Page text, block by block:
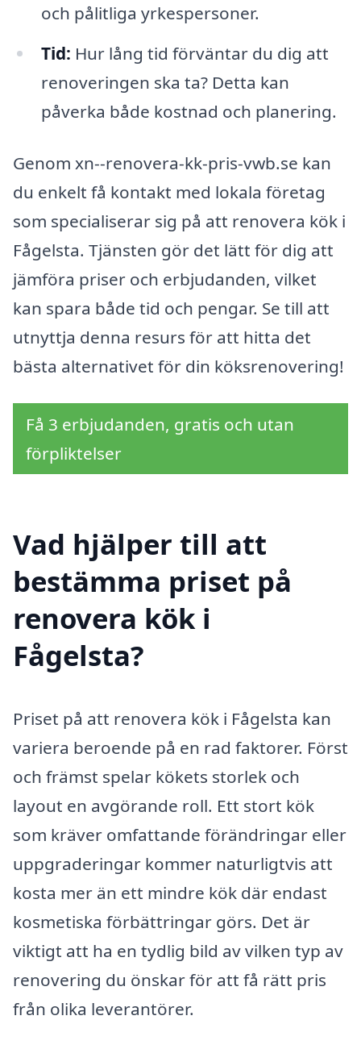
och pålitliga yrkespersoner.
Tid: Hur lång tid förväntar du dig att
renoveringen ska ta? Detta kan
påverka både kostnad och planering.
Genom xn--renovera-kk-pris-vwb.se kan
du enkelt få kontakt med lokala företag
som specialiserar sig på att renovera kök i
Fågelsta. Tjänsten gör det lätt för dig att
jämföra priser och erbjudanden, vilket
kan spara både tid och pengar. Se till att
utnyttja denna resurs för att hitta det
bästa alternativet för din köksrenovering!
Få 3 erbjudanden, gratis och utan
förpliktelser
Vad hjälper till att
bestämma priset på
renovera kök i
Fågelsta?
Priset på att renovera kök i Fågelsta kan
variera beroende på en rad faktorer. Först
och främst spelar kökets storlek och
layout en avgörande roll. Ett stort kök
som kräver omfattande förändringar eller
uppgraderingar kommer naturligtvis att
kosta mer än ett mindre kök där endast
kosmetiska förbättringar görs. Det är
viktigt att ha en tydlig bild av vilken typ av
renovering du önskar för att få rätt pris
från olika leverantörer.